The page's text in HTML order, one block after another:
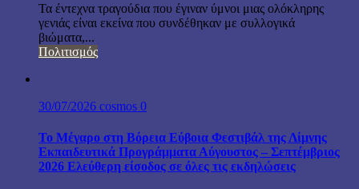
Τα έντεχνα τραγούδια που έγιναν ύμνοι μιας ολόκληρης
γενιάς είναι εκείνα που συνδέθηκαν με συλλογικά
βιώματα,...
Πολιτισμός
30/07/2026 cosmos 0
Το Μέγαρο στη Βόρεια Εύβοια Φεστιβάλ της Λίμνης
Εκπαιδευτικά Προγράμματα Αύγουστος – Σεπτέμβριος
2026 Ελεύθερη είσοδος σε όλες τις εκδηλώσεις